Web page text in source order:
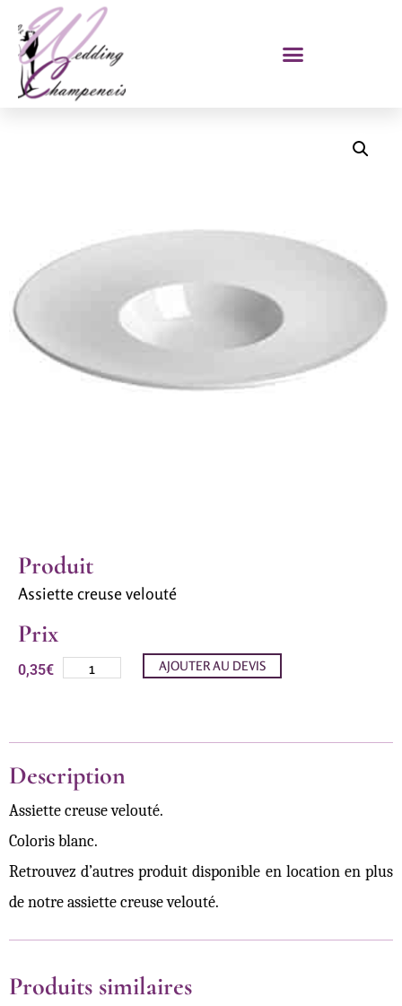
Produit
Assiette creuse velouté
Prix
0,35€ AJOUTER AU DEVIS
Description
Assiette creuse velouté.
Coloris blanc.
Retrouvez d’autres produit disponible en location en plus
de notre assiette creuse velouté.
Produits similaires